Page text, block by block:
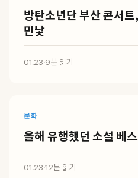
방탄소년단 부산 콘서
민낯
01.23·9분 읽기
문화
올해 유행했던 소설 베
01.23·12분 읽기